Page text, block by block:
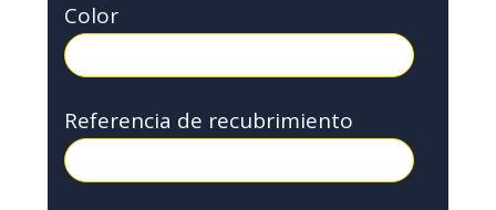
Color
Referencia de recubrimiento